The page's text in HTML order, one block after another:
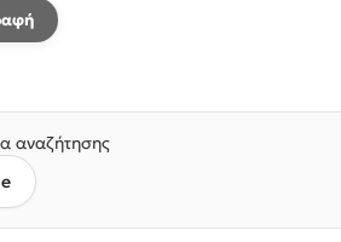
αναζήτησης